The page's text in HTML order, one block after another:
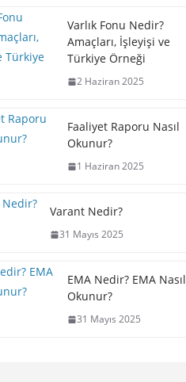
Varlık Fonu Nedir?
Amaçları, İşleyişi ve
Türkiye Örneği
2 Haziran 2025
Faaliyet Raporu Nasıl
Okunur?
1 Haziran 2025
Varant Nedir?
31 Mayıs 2025
EMA Nedir? EMA Nasıl
Okunur?
31 Mayıs 2025